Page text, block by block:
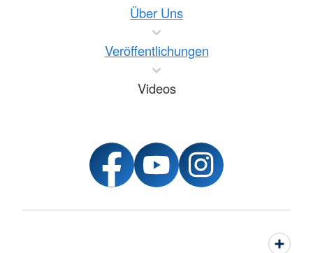
Über Uns
Veröffentlichungen
Videos